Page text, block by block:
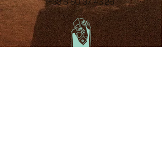
+33 6 50 37 43 26